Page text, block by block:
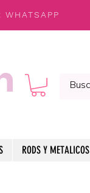
RODS Y METALICOS